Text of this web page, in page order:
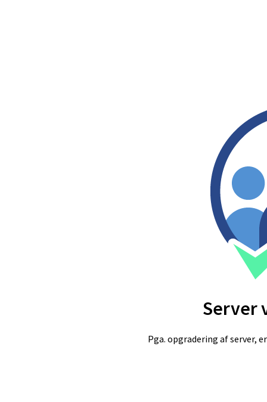
Server
Pga. opgradering af server,